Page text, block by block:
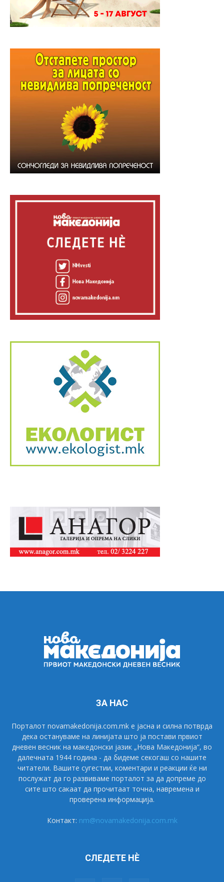
ЗА НАС
Порталот novamakedonija.com.mk е јасна и силна потврда
дека остануваме на линијата што ја постави првиот
дневен весник на македонски јазик „Нова Македонија“, во
далечната 1944 година - да бидеме секогаш со нашите
читатели. Вашите сугестии, коментари и реакции ќе ни
послужат да го развиваме порталот за да допреме до
сите што сакаат да прочитаат точна, навремена и
проверена информација.
Контакт: nm@novamakedonija.com.mk
СЛЕДЕТЕ НÈ